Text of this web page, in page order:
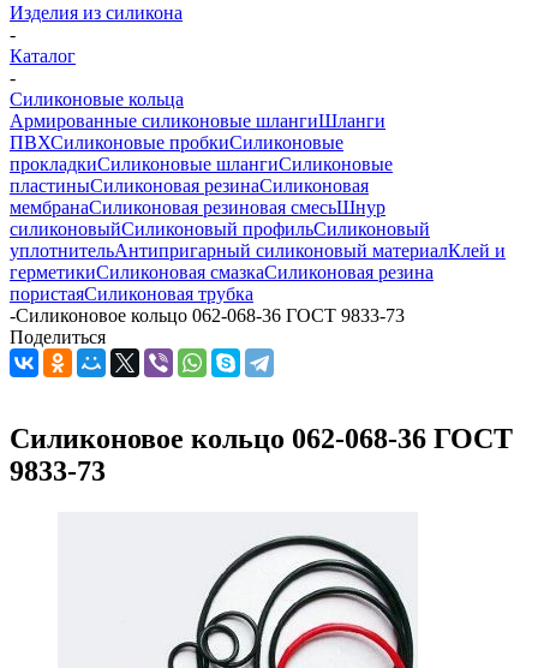
Изделия из силикона
-
Каталог
-
Силиконовые кольца
Армированные силиконовые шлангиШланги
ПВХСиликоновые пробкиСиликоновые
прокладкиСиликоновые шлангиСиликоновые
пластиныСиликоновая резинаСиликоновая
мембранаСиликоновая резиновая смесьШнур
силиконовыйСиликоновый профильСиликоновый
уплотнительАнтипригарный силиконовый материалКлей и
герметикиСиликоновая смазкаСиликоновая резина
пористаяСиликоновая трубка
-Силиконовое кольцо 062-068-36 ГОСТ 9833-73
Поделиться
Силиконовое кольцо 062-068-36 ГОСТ
9833-73